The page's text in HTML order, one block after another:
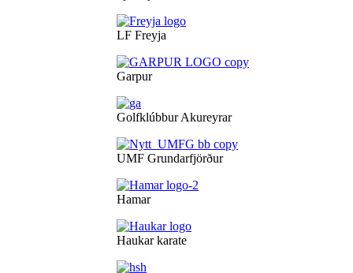
LF Freyja
Garpur
Golfklúbbur Akureyrar
UMF Grundarfjörður
Hamar
Haukar karate